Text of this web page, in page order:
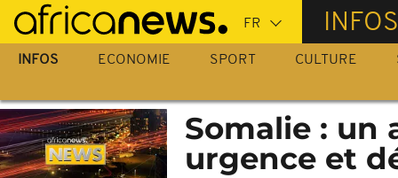
Passer
au
contenu
INFOS
INFOS ECONOMIE SPORT CULTURE
Somalie : un
urgence et